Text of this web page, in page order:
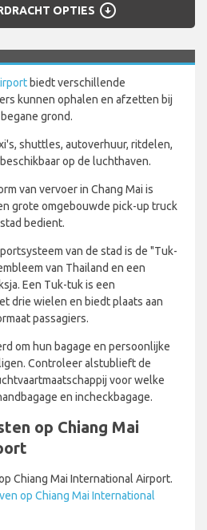
OPTIES arrow_circle_down
biedt verschillende
kunnen ophalen en afzetten bij
grond.
shuttles, autoverhuur, ritdelen,
op de luchthaven.
van vervoer in Chang Mai is
grote omgebouwde pick-up truck
bedient.
van de stad is de "Tuk-
van Thailand en een
Een Tuk-tuk is een
drie wielen en biedt plaats aan
passagiers.
om hun bagage en persoonlijke
Controleer alstublieft de
voor welke
en incheckbagage.
op Chiang Mai
Chiang Mai International Airport.
op Chiang Mai International